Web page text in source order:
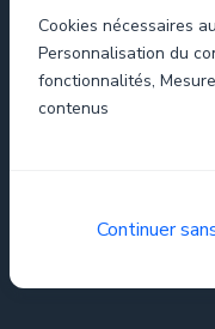
Cookies nécessaires
Personnalisation du
fonctionnalités,
contenus
Continuer